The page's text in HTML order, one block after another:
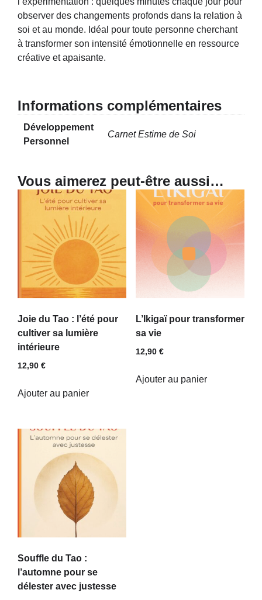
observer des changements profonds dans la relation à
soi et au monde. Idéal pour toute personne cherchant
à transformer son intensité émotionnelle en ressource
créative et apaisante.
Informations complémentaires
Développement
Personnel
Carnet Estime de Soi
Vous aimerez peut-être aussi…
Joie du Tao : l’été pour
cultiver sa lumière
intérieure
12,90 €
Ajouter au panier
L’Ikigaï pour transformer
sa vie
12,90 €
Ajouter au panier
Souffle du Tao :
l’automne pour se
délester avec justesse